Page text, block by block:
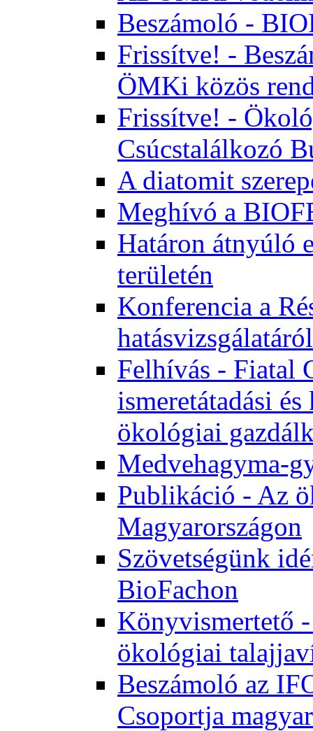
Beszámoló -
Frissítve! -
ÖMKi közös
Frissítve! -
Csúcstalálkozó
A diatomit
Meghívó a
Határon átnyúló
területén
Konferencia a
hatásvizsgálatáról
Felhívás - Fiatal
ismeretátadási
ökológiai
Medvehagyma-
Publikáció - Az
Magyarországon
Szövetségünk
BioFachon
Könyvismertető
ökológiai
Beszámoló az
Csoportja